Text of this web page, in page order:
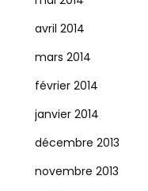
avril 2014
mars 2014
février 2014
janvier 2014
décembre 2013
novembre 2013